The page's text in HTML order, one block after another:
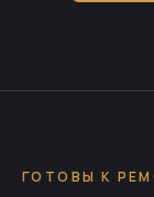
ГОТОВЫ К